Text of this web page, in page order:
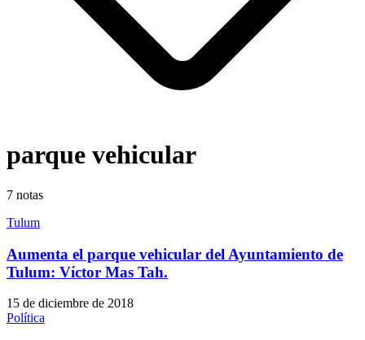
parque vehicular
7 notas
Tulum
Aumenta el parque vehicular del Ayuntamiento de
Tulum: Víctor Mas Tah.
15 de diciembre de 2018
Política